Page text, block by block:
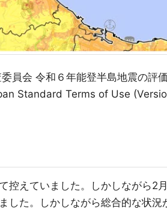
員会 令和６年能登半島地震の評
Standard Terms of Use
控えていました。しかしながら2
した。しかしながら総合的な状況